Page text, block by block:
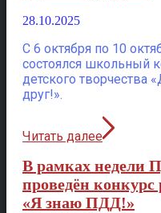
28.10.2025
С 6 октября по 10
состоялся школьный
детского творчества
друг!».
Читать далее
В рамках недели
проведён конкурс
«Я знаю ПДД!»